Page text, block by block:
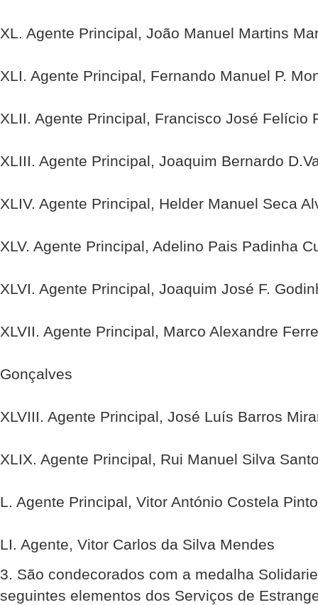
XL. Agente Principal, João Manuel Martins
XLI. Agente Principal, Fernando Manuel P.
XLII. Agente Principal, Francisco José Felício
XLIII. Agente Principal, Joaquim Bernardo
XLIV. Agente Principal, Helder Manuel Seca
XLV. Agente Principal, Adelino Pais Padinha
XLVI. Agente Principal, Joaquim José F.
XLVII. Agente Principal, Marco Alexandre
Gonçalves
XLVIII. Agente Principal, José Luís Barros
XLIX. Agente Principal, Rui Manuel Silva
L. Agente Principal, Vitor António Costela Pinto
LI. Agente, Vitor Carlos da Silva Mendes
3. São condecorados com a medalha
seguintes elementos dos Serviços de